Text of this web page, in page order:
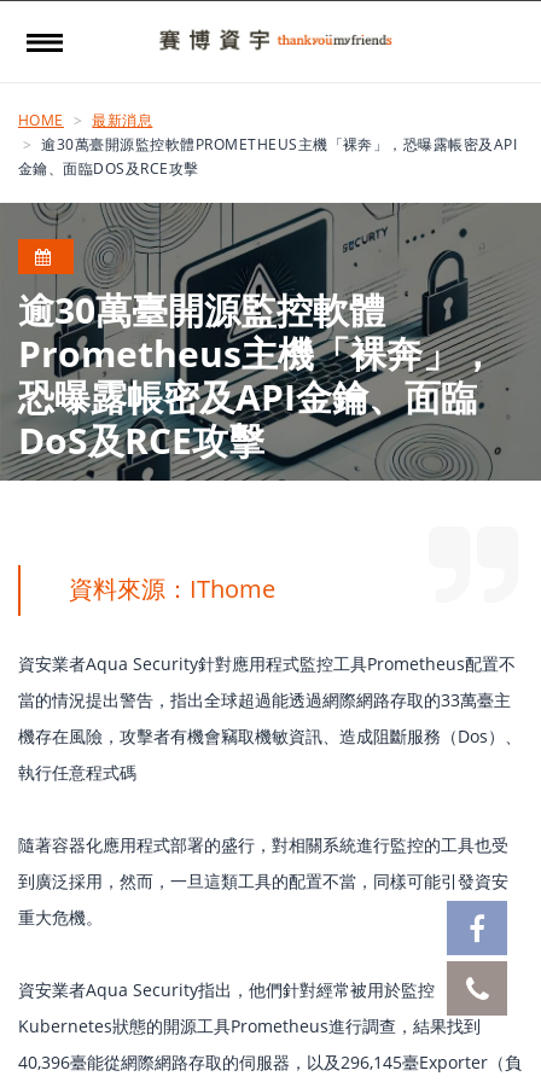
HOME
最新消息
逾30萬臺開源監控軟體PROMETHEUS主機「裸奔」，恐曝露帳密及API
金鑰、面臨DOS及RCE攻擊
逾30萬臺開源監控軟體
Prometheus主機「裸奔」，
恐曝露帳密及API金鑰、面臨
DoS及RCE攻擊
資料來源：IThome
資安業者Aqua Security針對應用程式監控工具Prometheus配置不
當的情況提出警告，指出全球超過能透過網際網路存取的33萬臺主
機存在風險，攻擊者有機會竊取機敏資訊、造成阻斷服務（Dos）、
執行任意程式碼
隨著容器化應用程式部署的盛行，對相關系統進行監控的工具也受
到廣泛採用，然而，一旦這類工具的配置不當，同樣可能引發資安
重大危機。
資安業者Aqua Security指出，他們針對經常被用於監控
Kubernetes狀態的開源工具Prometheus進行調查，結果找到
40,396臺能從網際網路存取的伺服器，以及296,145臺Exporter（負